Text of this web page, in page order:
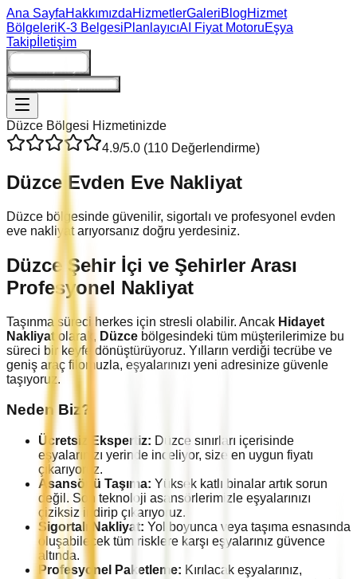
Ana SayfaHakkımızdaHizmetlerGaleriBlogHizmet
BölgeleriK-3 BelgesiPlanlayıcıAI Fiyat MotoruEşya
Takip İletişim
Düzce Bölgesi Hizmetinizde
4.9/5.0 (110 Değerlendirme)
Düzce Evden Eve Nakliyat
Düzce bölgesinde güvenilir, sigortalı ve profesyonel evden
eve nakliyat arıyorsanız doğru yerdesiniz.
Düzce Şehir İçi ve Şehirler Arası
Profesyonel Nakliyat
Taşınma süreci herkes için stresli olabilir. Ancak Hidayet
Nakliyat olarak, Düzce bölgesindeki tüm müşterilerimize bu
süreci bir keyfe dönüştürüyoruz. Yılların verdiği tecrübe ve
geniş araç filomuzla, eşyalarınızı yeni adresinize güvenle
taşıyoruz.
Neden Biz?
Ücretsiz Ekspertiz: Düzce sınırları içerisinde
eşyalarınızı yerinde inceliyor, size en uygun fiyatı
çıkarıyoruz.
Asansörlü Taşıma: Yüksek katlı binalar artık sorun
değil. Son teknoloji asansörlerimizle eşyalarınızı
çiziksiz indirip çıkarıyoruz.
Sigortalı Nakliyat: Yol boyunca veya taşıma esnasında
oluşabilecek tüm risklere karşı eşyalarınız güvence
altında.
Profesyonel Paketleme: Kırılacak eşyalarınız,